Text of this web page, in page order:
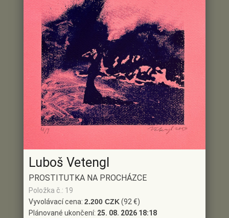
Luboš Vetengl
PROSTITUTKA NA PROCHÁZCE
Položka č.: 19
Vyvolávací cena: 2.200 CZK(92 €)
Plánované ukončení: 25. 08. 2026 18:18